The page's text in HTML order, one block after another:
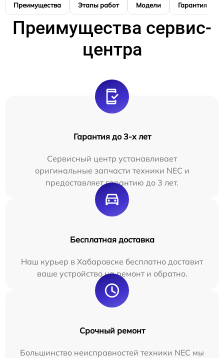
Преимущества Этапы работ Модели Гарантия
Преимущества сервис-
центра
Гарантия до 3-х лет
Сервисный центр устанавливает
оригинальные запчасти техники NEC и
предоставляет гарантию до 3 лет.
Бесплатная доставка
Наш курьер в Хабаровске бесплатно доставит
ваше устройство на ремонт и обратно.
Срочный ремонт
Большинство неисправностей техники NEC мы